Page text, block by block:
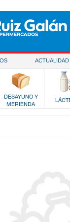
ACTUALIDAD
DESAYUNO Y
MERIENDA